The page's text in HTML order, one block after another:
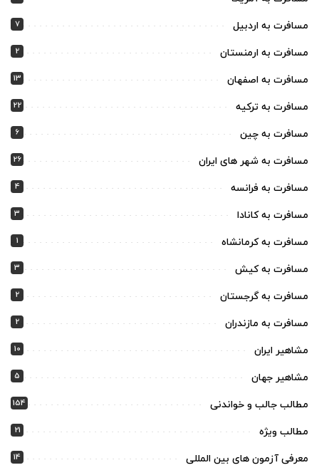
مسافرت به اردبیل 7
مسافرت به ارمنستان 2
مسافرت به اصفهان 13
مسافرت به ترکیه 22
مسافرت به چین 6
مسافرت به شهر های ایران 26
مسافرت به فرانسه 4
مسافرت به کانادا 3
مسافرت به کرمانشاه 1
مسافرت به کیش 3
مسافرت به گرجستان 2
مسافرت به مازندران 2
مشاهیر ایران 10
مشاهیر جهان 5
مطالب جالب و خواندنی 154
مطالب ویژه 21
معرفی آزمون های بین المللی 14